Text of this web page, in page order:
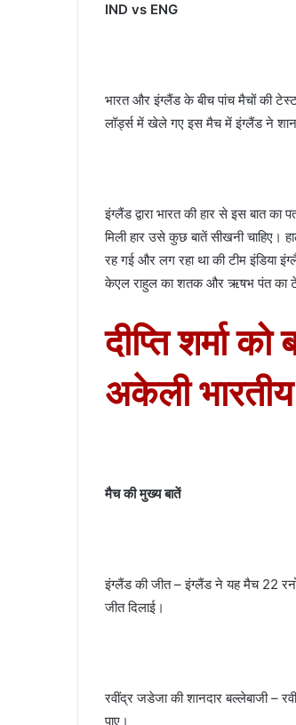
IND vs ENG
भारत और इंग्लैंड के बीच पांच मैचों की
लॉर्ड्स में खेले गए इस मैच में इंग्लैंड ने
इंग्लैंड द्वारा भारत की हार से इस बात का
मिली हार उसे कुछ बातें सीखनी चाहिए।
रह गई और लग रहा था की टीम इंडिया
केएल राहुल का शतक और ऋषभ पंत का
दीप्ति शर्मा
अकेली भारतीय
मैच की मुख्य बातें
इंग्लैंड की जीत – इंग्लैंड ने यह मैच 22
जीत दिलाई।
रवींद्र जडेजा की शानदार बल्लेबाजी –
पाए।